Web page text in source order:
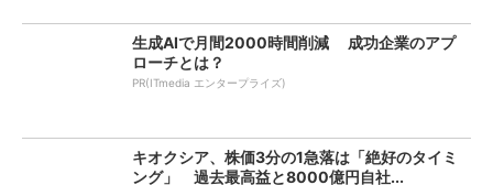
生成AIで月間2000時間削減 成功企業のアプ
ローチとは？
PR(ITmedia エンタープライズ)
キオクシア、株価3分の1急落は「絶好のタイミ
ング」 過去最高益と8000億円自社...